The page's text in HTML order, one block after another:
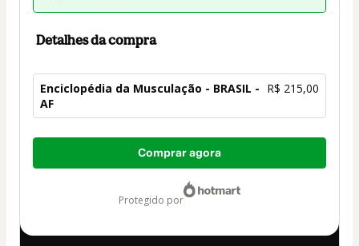
Detalhes da compra
Enciclopédia da Musculação - BRASIL -
AF
R$ 215,00
Total
Comprar agora
protegido por